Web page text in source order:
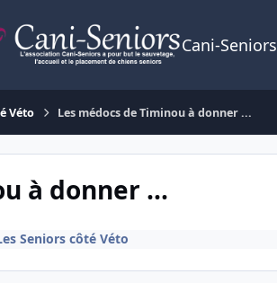
Cani-Seniors
Véto Les médocs de Timinou à donner ...
à donner ...
Seniors côté Véto